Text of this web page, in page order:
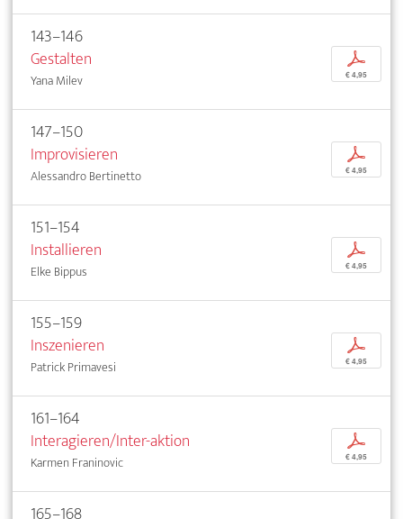
143–146
Gestalten
Yana Milev
p
€ 4,95
147–150
Improvisieren
Alessandro Bertinetto
p
€ 4,95
151–154
Installieren
Elke Bippus
p
€ 4,95
155–159
Inszenieren
Patrick Primavesi
p
€ 4,95
161–164
Interagieren/Inter-aktion
Karmen Franinovic
p
€ 4,95